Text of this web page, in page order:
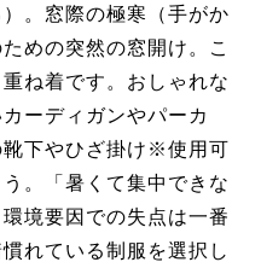
。窓際の極寒（手がか
めの突然の窓開け。こ
ね着です。おしゃれな
ーディガンやパーカ
靴下やひざ掛け※使用可
。「暑くて集中できな
境要因での失点は一番
れている制服を選択し